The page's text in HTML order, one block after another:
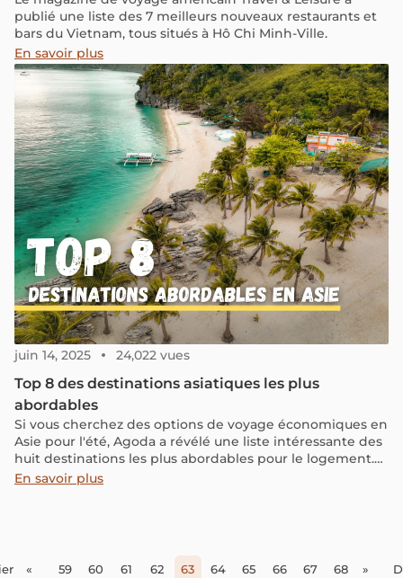
publié une liste des 7 meilleurs nouveaux restaurants et
bars du Vietnam, tous situés à Hô Chi Minh-Ville.
En savoir plus
juin 14, 2025 24,022 vues
Top 8 des destinations asiatiques les plus
abordables
Si vous cherchez des options de voyage économiques en
Asie pour l'été, Agoda a révélé une liste intéressante des
huit destinations les plus abordables pour le logement.
Voici un aperçu plus détaillé de ces destinations, qui
En savoir plus
« 59 60 61 62 63 64 65 66 67 68 »